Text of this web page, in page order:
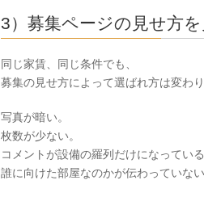
3）募集ページの見せ方
同じ家賃、同じ条件でも、
募集の見せ方によって選ばれ方は変わり
写真が暗い。
枚数が少ない。
コメントが設備の羅列だけになっている
誰に向けた部屋なのかが伝わっていない